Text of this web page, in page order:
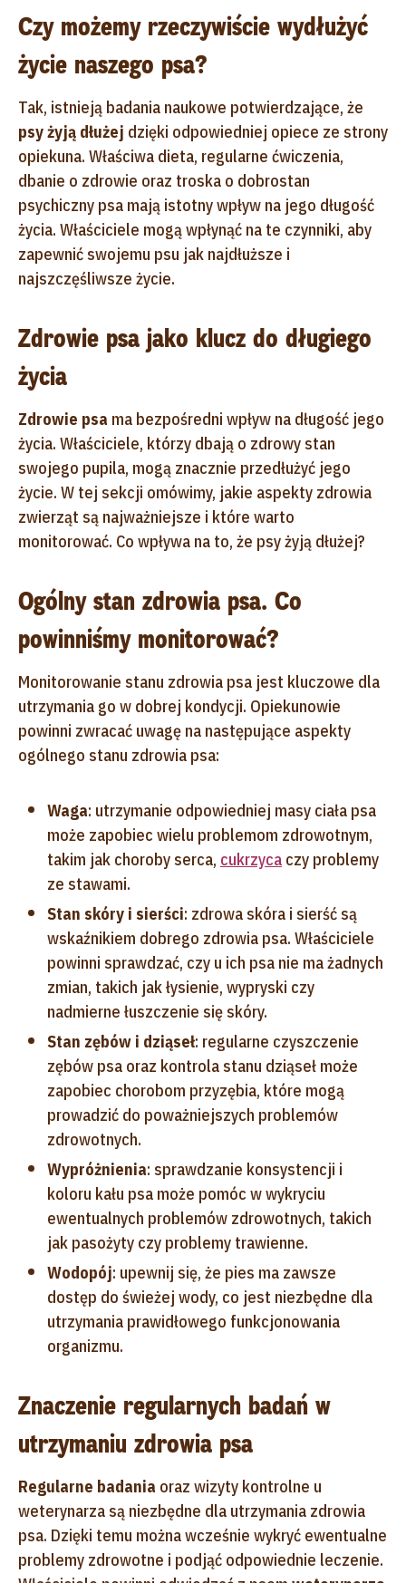
Czy możemy rzeczywiście wydłużyć
życie naszego psa?
Tak, istnieją badania naukowe potwierdzające, że
psy żyją dłużej dzięki odpowiedniej opiece ze strony
opiekuna. Właściwa dieta, regularne ćwiczenia,
dbanie o zdrowie oraz troska o dobrostan
psychiczny psa mają istotny wpływ na jego długość
życia. Właściciele mogą wpłynąć na te czynniki, aby
zapewnić swojemu psu jak najdłuższe i
najszczęśliwsze życie.
Zdrowie psa jako klucz do długiego
życia
Zdrowie psa ma bezpośredni wpływ na długość jego
życia. Właściciele, którzy dbają o zdrowy stan
swojego pupila, mogą znacznie przedłużyć jego
życie. W tej sekcji omówimy, jakie aspekty zdrowia
zwierząt są najważniejsze i które warto
monitorować. Co wpływa na to, że psy żyją dłużej?
Ogólny stan zdrowia psa. Co
powinniśmy monitorować?
Monitorowanie stanu zdrowia psa jest kluczowe dla
utrzymania go w dobrej kondycji. Opiekunowie
powinni zwracać uwagę na następujące aspekty
ogólnego stanu zdrowia psa:
Waga: utrzymanie odpowiedniej masy ciała psa
może zapobiec wielu problemom zdrowotnym,
takim jak choroby serca, cukrzyca czy problemy
ze stawami.
Stan skóry i sierści: zdrowa skóra i sierść są
wskaźnikiem dobrego zdrowia psa. Właściciele
powinni sprawdzać, czy u ich psa nie ma żadnych
zmian, takich jak łysienie, wypryski czy
nadmierne łuszczenie się skóry.
Stan zębów i dziąseł: regularne czyszczenie
zębów psa oraz kontrola stanu dziąseł może
zapobiec chorobom przyzębia, które mogą
prowadzić do poważniejszych problemów
zdrowotnych.
Wypróżnienia: sprawdzanie konsystencji i
koloru kału psa może pomóc w wykryciu
ewentualnych problemów zdrowotnych, takich
jak pasożyty czy problemy trawienne.
Wodopój: upewnij się, że pies ma zawsze
dostęp do świeżej wody, co jest niezbędne dla
utrzymania prawidłowego funkcjonowania
organizmu.
Znaczenie regularnych badań w
utrzymaniu zdrowia psa
Regularne badania oraz wizyty kontrolne u
weterynarza są niezbędne dla utrzymania zdrowia
psa. Dzięki temu można wcześnie wykryć ewentualne
problemy zdrowotne i podjąć odpowiednie leczenie.